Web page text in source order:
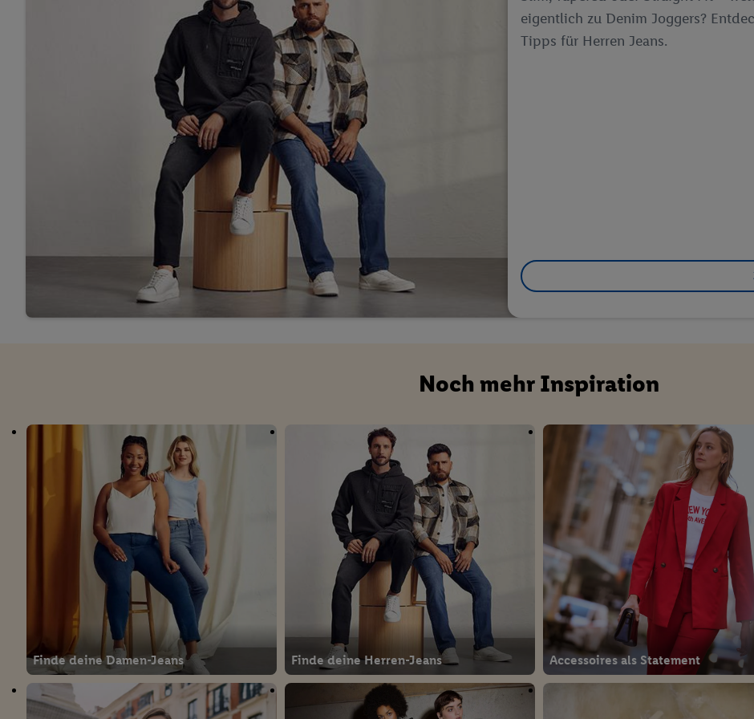
eigentlich zu Denim Joggers?
Tipps für Herren Jeans.
Noch mehr Inspiration
Finde deine Damen-Jeans Finde deine Herren-Jeans Accessoires als Statement
Adresse in gemeinsamer Verantwortlichkeit verarbeitet.
Zudem erlauben Sie uns, der Utiq SA/NV („Utiq“) und IhremTelekommunikationsnetzbetreiber
den Lidl-Diensten einzusetzen. Utiq prüft zunächst anhand Ihrer IP-Adresse, ob die Technologie für Sie
Wenn das der Fall ist, gibt Utiq Ihre IP-Adresse an Ihren Netzbetreiber weiter, der anhand der IP-Adresse
Kundenkonto-Referenz, wie z.B. Ihrer Mobilfunknummer, eine Kennung für Utiq erstellt. Wir werden diese
verwenden, um Sie wiederzuerkennen und Erkenntnisse über Ihr Nutzungsverhalten in den Lidl-Diensten
Insbesondere können Sie mittels dieser Technologie auch auf Diensten wiedererkannt werden, die von
werden, damit wir Ihnen dort personalisierte Werbung ausspielen können. Sie können Ihre Einwilligung
Nutzung der Utiq-Technologie - zusätzlich zur weiter unten erläuterten Möglichkeit, Ihre Einwilligung
widerrufen - jederzeit auch über
Telekommunikations-basierten Utiq-Technologie für digitales Marketing“ am unteren Ende dieser
die Lidl-Dienste) widerrufen. Weitere Informationen finden Sie in den
Durch einen Klick auf „Ablehnen“ können Sie nur den Einsatz notwendiger Techniken zulassen. Durch
„Zustimmen“ stimmen Sie allen Verarbeitungen zu sämtlichen vorgenannten Zwecken unter Einbindung
genannten Partner zu. Weitere Informationen, auch zur Speicherdauer der Daten und zu Ihrem Recht, Ihre
jederzeit mit Wirkung für die Zukunft zu widerrufen, finden Sie in unseren
finden Sie hier.Unter „Anpassen“ können Sie einzelne Verwendungszwecke oder Partner zulassen; das gilt
Gewährleistung der Sicherheit, Verhinderung und Aufdeckung von Betrug und Fehlerbehebung,
Anzeige von Werbung und Inhalten, Abgleichung und Kombination von Daten aus unterschiedlichen
Messung des Erfolgs von Werbekampagnen durch TTD und Nutzung der Telekommunikations-basierten
Technologie für digitales Marketing, sowie:
Verwendung genauer Standortdaten. Erstellung von Profilen für personalisierte Werbung. Speichern
Zugriff auf Informationen auf einem Endgerät. Entwicklung und Verbesserung der Angebote. Analyse
Zielgruppen durch Statistiken oder Kombinationen von Daten aus verschiedenen Quellen. Verwendung
reduzierter Daten zur Auswahl von Werbeanzeigen. Messung der Werbeleistung. Verwendung von
Auswahl personalisierter Werbung.
Liste der Partner (Lieferanten)